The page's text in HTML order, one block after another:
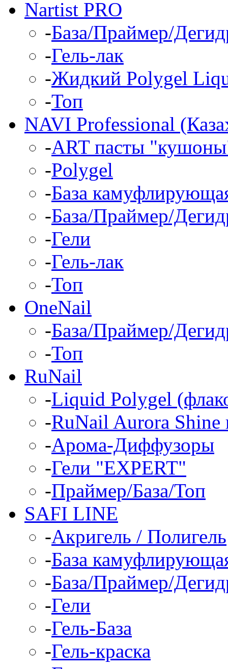
Nartist PRO
-База/Праймер/
-Гель-лак
-Жидкий Polygel
-Топ
NAVI Professional
-ART пасты
-Polygel
-База
-База/Праймер/
-Гели
-Гель-лак
-Топ
OneNail
-База/Праймер/
-Топ
RuNail
-Liquid Polygel
-RuNail Aurora Shine
-Арома-Диффузоры
-Гели "EXPERT"
-Праймер/База/Топ
SAFI LINE
-Акригель / Полигель
-База
-База/Праймер/
-Гели
-Гель-База
-Гель-краска